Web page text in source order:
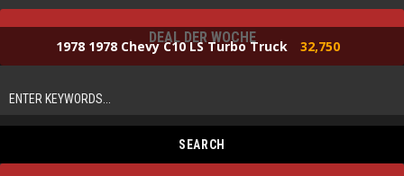
DEAL DER WOCHE
1978 1978 Chevy C10 LS Turbo Truck 32,750